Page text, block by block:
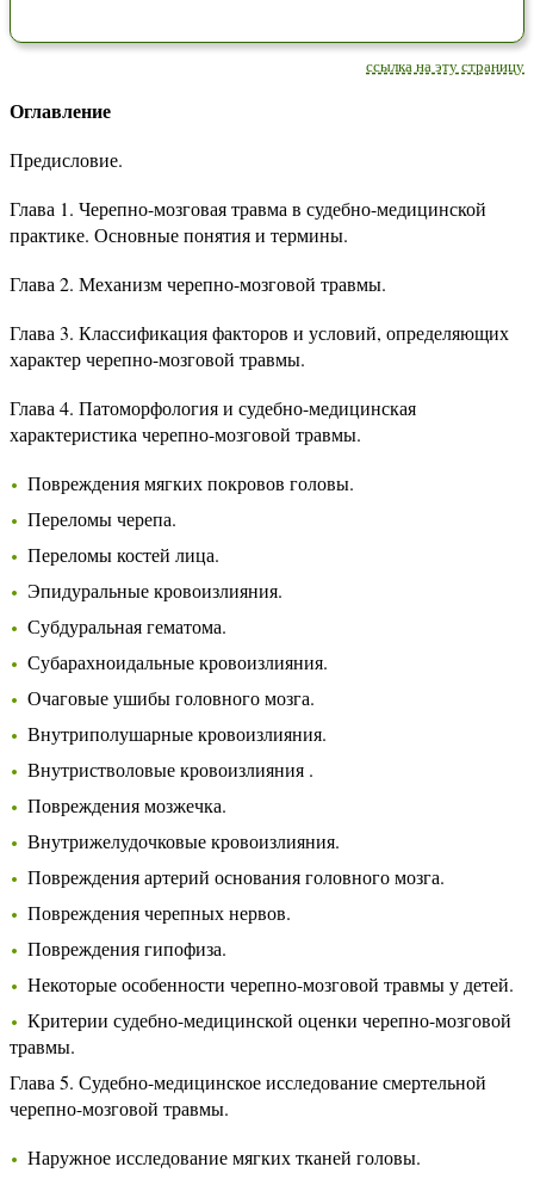
ссылка на эту страницу
Оглавление
Предисловие.
Глава 1. Черепно-мозговая травма в судебно-медицинской
практике. Основные понятия и термины.
Глава 2. Механизм черепно-мозговой травмы.
Глава 3. Классификация факторов и условий, определяющих
характер черепно-мозговой травмы.
Глава 4. Патоморфология и судебно-медицинская
характеристика черепно-мозговой травмы.
Повреждения мягких покровов головы.
Переломы черепа.
Переломы костей лица.
Эпидуральные кровоизлияния.
Субдуральная гематома.
Субарахноидальные кровоизлияния.
Очаговые ушибы головного мозга.
Внутриполушарные кровоизлияния.
Внутристволовые кровоизлияния .
Повреждения мозжечка.
Внутрижелудочковые кровоизлияния.
Повреждения артерий основания головного мозга.
Повреждения черепных нервов.
Повреждения гипофиза.
Некоторые особенности черепно-мозговой травмы у детей.
Критерии судебно-медицинской оценки черепно-мозговой
травмы.
Глава 5. Судебно-медицинское исследование смертельной
черепно-мозговой травмы.
Наружное исследование мягких тканей головы.